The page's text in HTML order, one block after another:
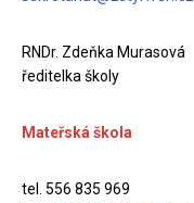
RNDr. Zdeňka Murasová
ředitelka školy
Mateřská škola
tel. 556 835 969